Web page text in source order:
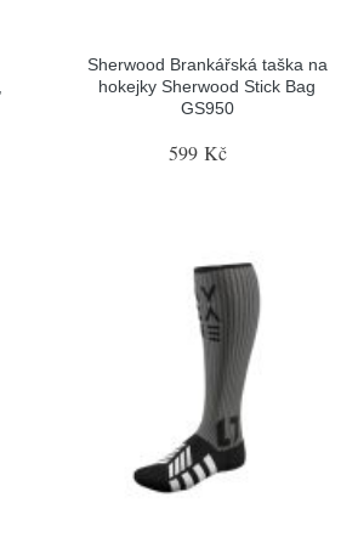
Sherwood Brankářská taška na
hokejky Sherwood Stick Bag
GS950
599 Kč